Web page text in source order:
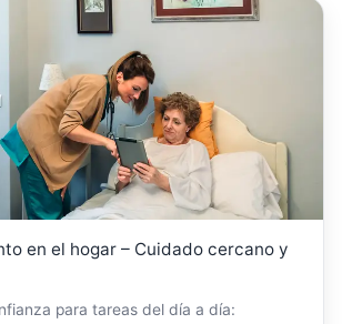
en el hogar – Cuidado cercano y
para tareas del día a día: